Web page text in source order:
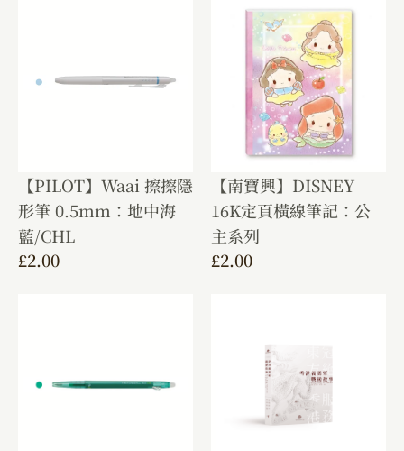
【PILOT】Waai 擦擦隱
形筆 0.5mm：地中海
藍/CHL
£2.00
【南寶興】DISNEY
16K定頁橫線筆記：公
主系列
£2.00